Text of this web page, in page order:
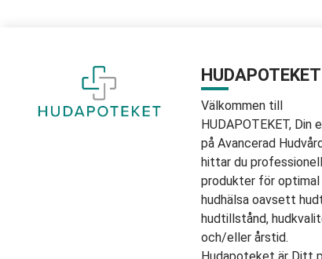
HUDAPOTEKET
Välkommen till
HUDAPOTEKET, Din
på Avancerad
hittar du
produkter för optimal
hudhälsa oavsett
hudtillstånd,
och/eller årstid.